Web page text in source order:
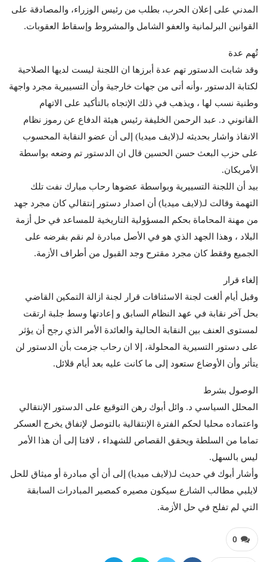
المدني على إعلان الحرب، بطلب من رئيس الوزراء، والمصادقة على
القوانين البرلمانية والعفو الشامل والمشروط وإسقاط العقوبات.
تُهم عدة
وقد شابت الدستور تهم عدة أبرزها ان اللجنة ليست لديها الصلاحية
لكتابة الدستور ،وأنه أتى من جهات خارجية وأن التسييرية مجرد واجهة
وطنية نسب لها ، ويذهب في ذلك الإتجاه بالتأكيد على الاتهام
القانوني د. عبد الرحمن الخليفة رئيس هيئة الدفاع عن رموز نظام
الانقاذ واشار بحديثه لـ(لايف ميديا) إلى أن عضو النقابة المحسوب
على حزب البعث حسن الحسين قال ان الدستور تم وضعه بواسطة
الأمريكان.
بيد أن اللجنة التسييرية وبواسطة عضوها رحاب مبارك نفت تلك
التهمة وقالت لـ(لايف ميديا) أن اصدار دستور إنتقالي كان مجرد جهد
من مهنة المحاماة بحكم المسؤولية التاريخية للمساعد في حل أزمة
البلاد ، وهذا الجهد الذي هو في الأصل مبادرة لم نقم بفرضه على
الجميع وفقط كان مجرد مقترح وجد القبول من أطراف الأزمة.
إلغاء قرار
وقبل أيام ألغت لجنة الاسئنافات قرار لجنة ازالة التمكين القاضي
بحل آخر نقابة في عهد النظام السابق و إعادتها وسط جلبة ارتقت
لمستوى العنف بين النقابة الحالية والعائدة الأمر الذي رجح أن يؤثر
على دستور التسيرية المحلولة، إلا ان رحاب جزمت بأن الدستور لن
يتأثر وأن الأوضاع ستعود إلى ما كانت عليه بعد أيام قلائل.
الوصول بشرط
المحلل السياسي د. وائل أبوك رهن التوقيع على الدستور الإنتقالي
واعتماده محليا لحكم الفترة الإنتقالية بالتوصل لإتفاق يخرج العسكر
تماما من السلطة ويحقق القصاص للشهداء ، لافتا إلى أن هذا الأمر
ليس بالسهل.
وأشار أبوك في حديث لـ(لايف ميديا) إلى أن أي مبادرة أو ميثاق للحل
لايلبي مطالب الشارع سيكون مصيره كمصير المبادرات السابقة
التي لم تفلح في حل الأزمة.
0